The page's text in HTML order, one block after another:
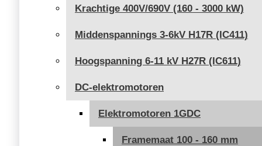
Krachtige 400V/690V (160 - 3000 kW)
Middenspannings 3-6kV H17R (IC411)
Hoogspanning 6-11 kV H27R (IC611)
DC-elektromotoren
Elektromotoren 1GDC
Framemaat 100 - 160 mm